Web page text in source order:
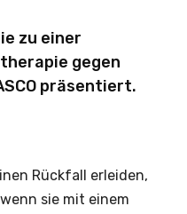
zu einer
gegen
präsentiert.
Rückfall erleiden,
sie mit einem